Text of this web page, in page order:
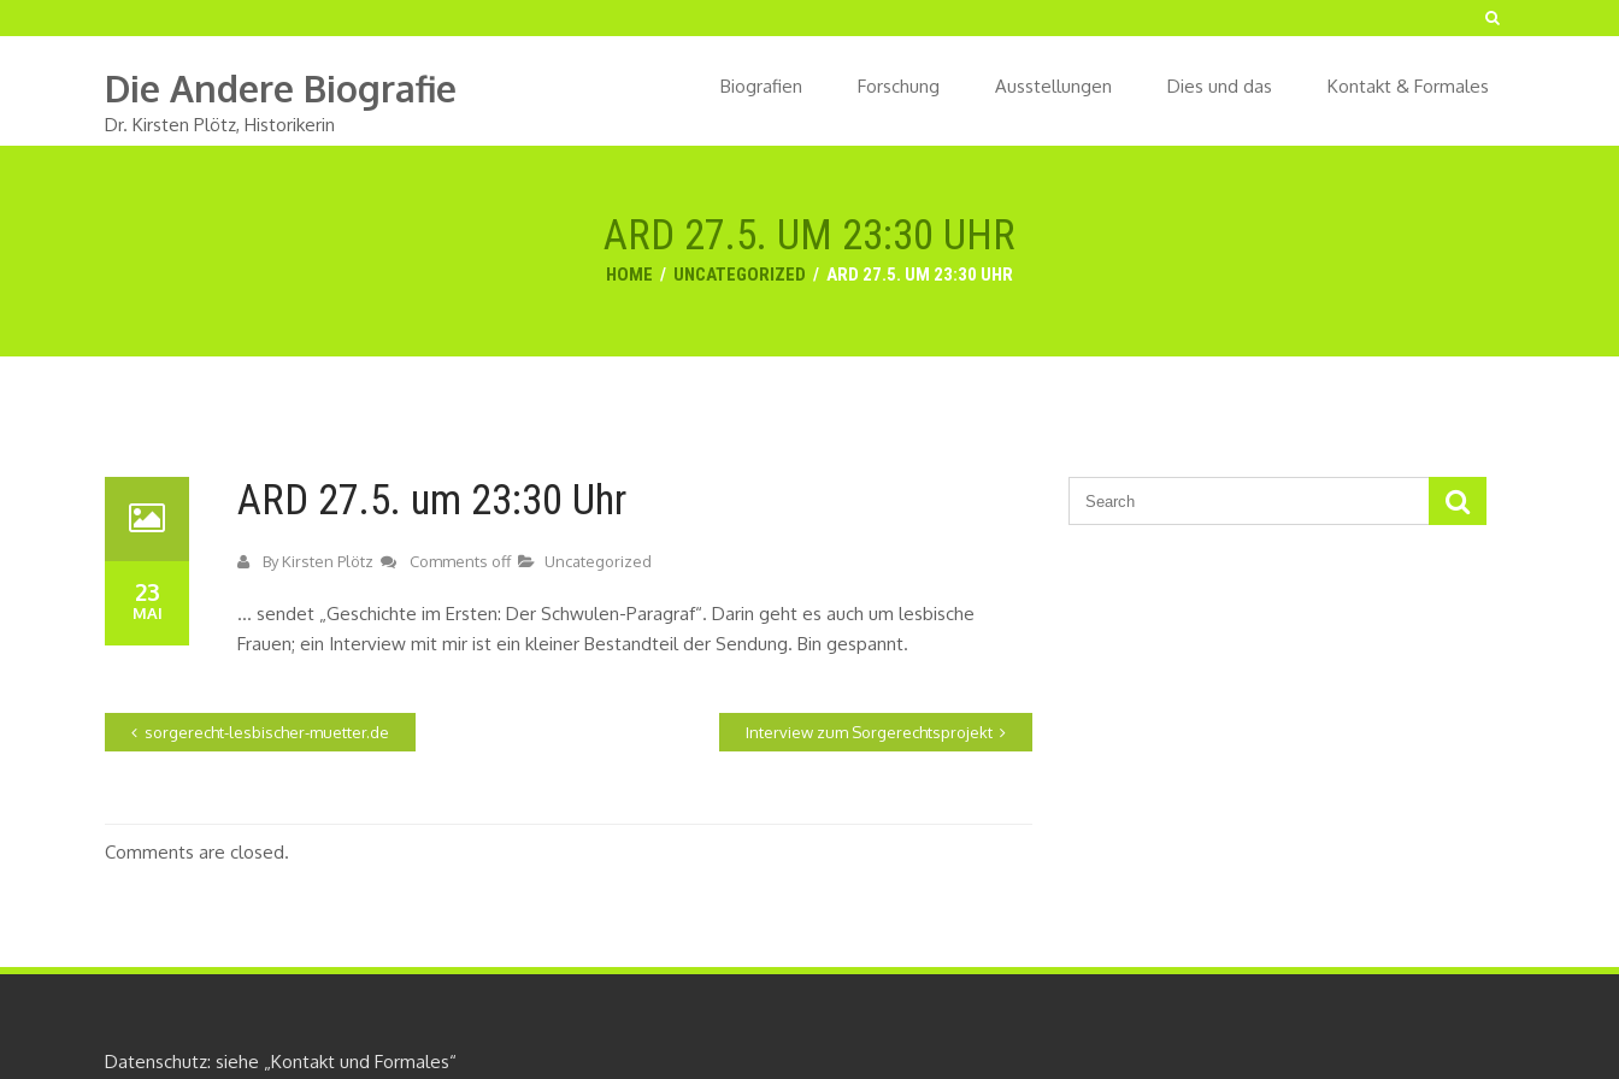
Die Andere Biografie
Dr. Kirsten Plötz, Historikerin
Biografien Forschung Ausstellungen Dies und das Kontakt & Formales
ARD 27.5. UM 23:30 UHR
HOME / UNCATEGORIZED / ARD 27.5. UM 23:30 UHR
23
MAI
ARD 27.5. um 23:30 Uhr
ByKirsten Plötz Comments off Uncategorized
… sendet „Geschichte im Ersten: Der Schwulen-Paragraf“. Darin geht es auch um lesbische
Frauen; ein Interview mit mir ist ein kleiner Bestandteil der Sendung. Bin gespannt.
sorgerecht-lesbischer-muetter.de Interview zum Sorgerechtsprojekt
Comments are closed.
Datenschutz: siehe „Kontakt und Formales“